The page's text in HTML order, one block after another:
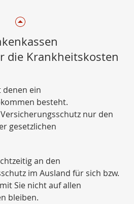
die Krankheitskosten
denen ein
besteht.
nur den
gesetzlichen
an den
im Ausland für sich bzw.
Sie nicht auf allen
bleiben.